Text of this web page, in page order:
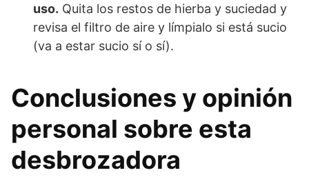
uso. Quita los restos de hierba y suciedad y
revisa el filtro de aire y límpialo si está sucio
(va a estar sucio sí o sí).
Conclusiones y opinión
personal sobre esta
desbrozadora